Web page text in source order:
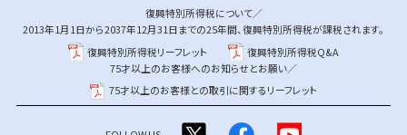
復興特別所得税について／
2013年1月1日から2037年12月31日までの25年間、復興特別所得税が課税されます。
復興特別所得税リーフレット
復興特別所得税Q&A
75才以上のお客様へのお知らせとお願い／
75才以上のお客様との取引に関するリーフレット